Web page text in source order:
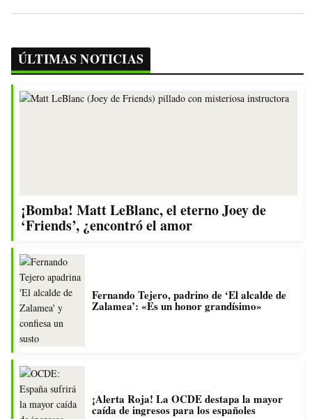
ÚLTIMAS NOTICIAS
¡Bomba! Matt LeBlanc, el eterno Joey de
‘Friends’, ¿encontró el amor
Fernando Tejero, padrino de ‘El alcalde de
Zalamea’: «Es un honor grandísimo»
¡Alerta Roja! La OCDE destapa la mayor
caída de ingresos para los españoles